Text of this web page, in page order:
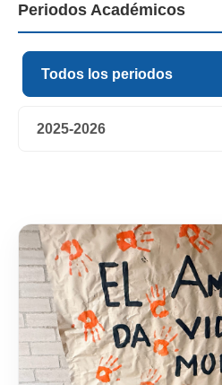
Periodos Académicos
Todos los periodos
2025-2026